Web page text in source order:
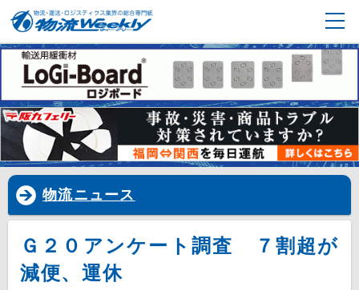
物流ニュース
Ｇ２０アンケート調査 ７割超が
減便、運休